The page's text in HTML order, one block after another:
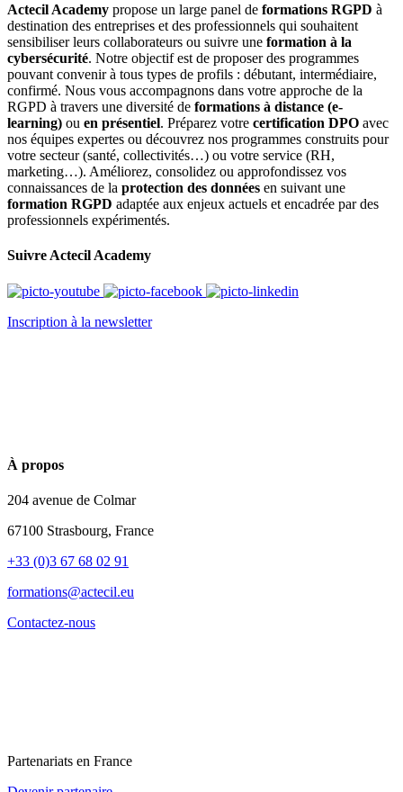
Actecil Academy propose un large panel de formations RGPD à
destination des entreprises et des professionnels qui souhaitent
sensibiliser leurs collaborateurs ou suivre une formation à la
cybersécurité. Notre objectif est de proposer des programmes
pouvant convenir à tous types de profils : débutant, intermédiaire,
confirmé. Nous vous accompagnons dans votre approche de la
RGPD à travers une diversité de formations à distance (e-
learning) ou en présentiel. Préparez votre certification DPO avec
nos équipes expertes ou découvrez nos programmes construits pour
votre secteur (santé, collectivités…) ou votre service (RH,
marketing…). Améliorez, consolidez ou approfondissez vos
connaissances de la protection des données en suivant une
formation RGPD adaptée aux enjeux actuels et encadrée par des
professionnels expérimentés.
Suivre Actecil Academy
Inscription à la newsletter
À propos
204 avenue de Colmar
67100 Strasbourg, France
+33 (0)3 67 68 02 91
formations@actecil.eu
Contactez-nous
Partenariats en France